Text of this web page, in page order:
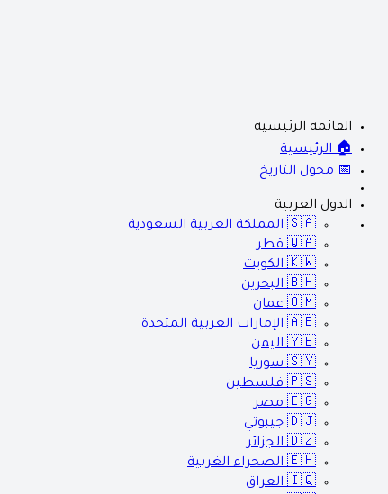
القائمة الرئيسية
🏠 الرئيسية
📅 محول التاريخ
الدول العربية
🇸🇦 المملكة العربية السعودية
🇶🇦 قطر
🇰🇼 الكويت
🇧🇭 البحرين
🇴🇲 عمان
🇦🇪 الإمارات العربية المتحدة
🇾🇪 اليمن
🇸🇾 سوريا
🇵🇸 فلسطين
🇪🇬 مصر
🇩🇯 جيبوتي
🇩🇿 الجزائر
🇪🇭 الصحراء الغربية
🇮🇶 العراق